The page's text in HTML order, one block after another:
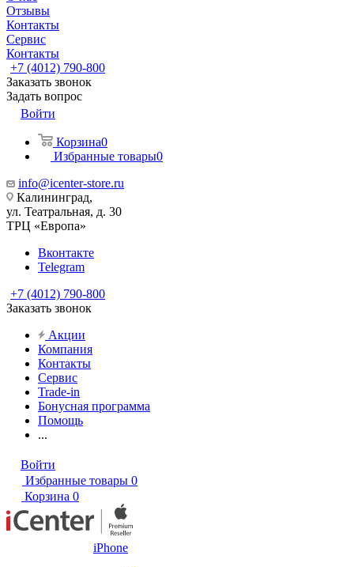
Отзывы
Контакты
Сервис
Контакты
+7 (4012) 790-800
Заказать звонок
Задать вопрос
Войти
Корзина0
Избранные товары0
info@icenter-store.ru
Калининград,
ул. Театральная, д. 30
ТРЦ «Европа»
Вконтакте
Telegram
+7 (4012) 790-800
Заказать звонок
Акции
Компания
Контакты
Сервис
Trade-in
Бонусная программа
Помощь
...
Войти
Избранные товары 0
Корзина 0
iPhone